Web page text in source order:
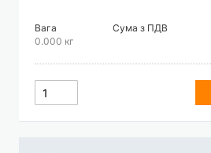
Вага
0.000 кг
Сума з ПДВ